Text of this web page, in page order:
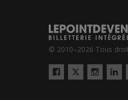
© 2010–2026 Tous
Facebook
Twitter
InstagramLinkedIn